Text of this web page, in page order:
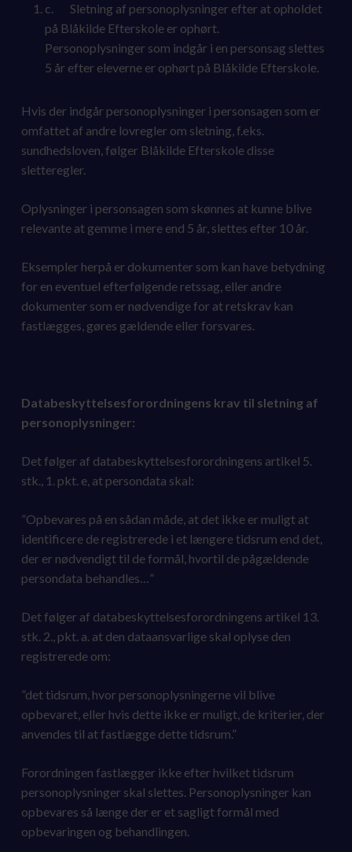
c. Sletning af personoplysninger efter at opholdet
på Blåkilde Efterskole er ophørt.
Personoplysninger som indgår i en personsag slettes
5 år efter eleverne er ophørt på Blåkilde Efterskole.
Hvis der indgår personoplysninger i personsagen som er
omfattet af andre lovregler om sletning, f.eks.
sundhedsloven, følger Blåkilde Efterskole disse
sletteregler.
Oplysninger i personsagen som skønnes at kunne blive
relevante at gemme i mere end 5 år, slettes efter 10 år.
Eksempler herpå er dokumenter som kan have betydning
for en eventuel efterfølgende retssag, eller andre
dokumenter som er nødvendige for at retskrav kan
fastlægges, gøres gældende eller forsvares.
Databeskyttelsesforordningens krav til sletning af
personoplysninger:
Det følger af databeskyttelsesforordningens artikel 5.
stk., 1. pkt. e, at persondata skal:
”Opbevares på en sådan måde, at det ikke er muligt at
identificere de registrerede i et længere tidsrum end det,
der er nødvendigt til de formål, hvortil de pågældende
persondata behandles…”
Det følger af databeskyttelsesforordningens artikel 13.
stk. 2., pkt. a. at den dataansvarlige skal oplyse den
registrerede om:
”det tidsrum, hvor personoplysningerne vil blive
opbevaret, eller hvis dette ikke er muligt, de kriterier, der
anvendes til at fastlægge dette tidsrum.”
Forordningen fastlægger ikke efter hvilket tidsrum
personoplysninger skal slettes. Personoplysninger kan
opbevares så længe der er et sagligt formål med
opbevaringen og behandlingen.